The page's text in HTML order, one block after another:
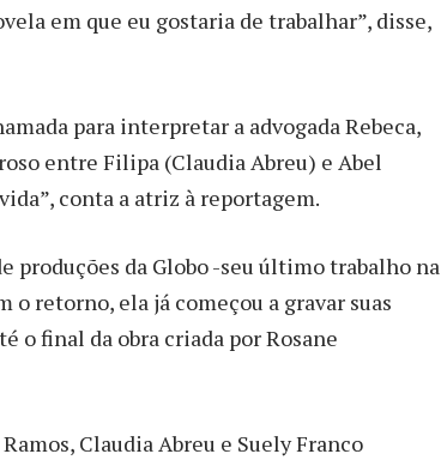
em que eu gostaria de trabalhar”, disse,
para interpretar a advogada Rebeca,
entre Filipa (Claudia Abreu) e Abel
conta a atriz à reportagem.
produções da Globo -seu último trabalho na
o retorno, ela já começou a gravar suas
o final da obra criada por Rosane
Claudia Abreu e Suely Franco